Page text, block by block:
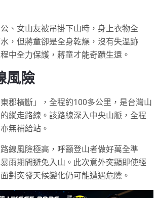
、女山友被吊掛下山時，身上衣物全
，但蔣童卻是全身乾燥，沒有失溫跡
中全力保護，蔣童才能奇蹟生還。
風險
郡橫斷」，全程約100多公里，是台灣山
縱走路線。該路線深入中央山脈，全程
無補給站。
線風險極高，呼籲登山者做好萬全準
雨期間避免入山。此次意外突顯即使經
對突發天候變化仍可能遭遇危險。